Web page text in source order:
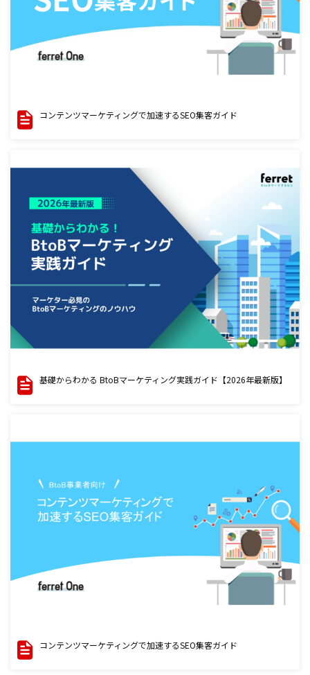
コンテンツマーケティングで加速するSEO集客ガイド
基礎からわかる BtoBマーケティング実践ガイド【2026年最新版】
コンテンツマーケティングで加速するSEO集客ガイド